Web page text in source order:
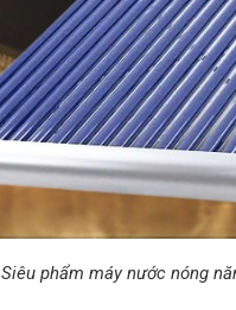
Siêu phẩm máy nước nóng